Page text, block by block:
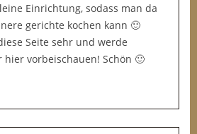
Einrichtung, sodass man da
gerichte kochen kann 🙂
Seite sehr und werde
vorbeischauen! Schön 🙂